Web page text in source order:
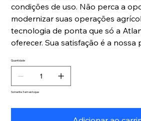
condições de uso. Não perca a
modernizar suas operações
tecnologia de ponta que só a
oferecer. Sua satisfação é a nossa
Quantidade
Somente 3 em estoque